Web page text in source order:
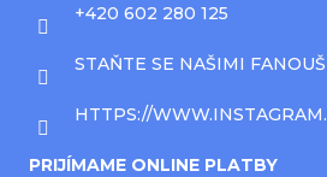
+420 602 280 125
STAŇTE SE NAŠIMI
HTTPS://
PRIJÍMAME ONLINE PLATBY